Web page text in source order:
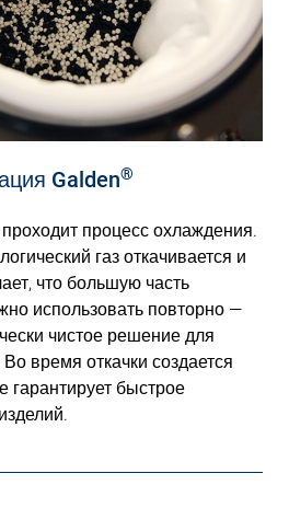
Galden®
процесс охлаждения.
газ откачивается и
что большую часть
использовать повторно —
чистое решение для
время откачки создается
гарантирует быстрое